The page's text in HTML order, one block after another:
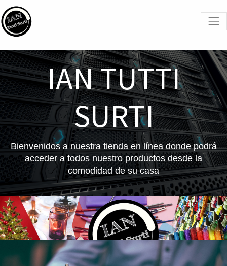
IAN TUTTI
SURTI
Bienvenidos a nuestra tienda en línea donde podrá
acceder a todos nuestro productos desde la
comodidad de su casa